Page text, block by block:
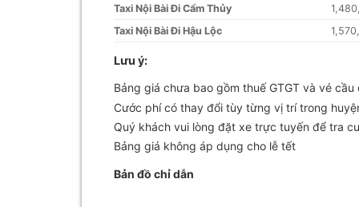
Taxi Nội Bài Đi Cẩm Thủy
Taxi Nội Bài Đi Hậu Lộc
Lưu ý:
Bảng giá chưa bao gồm thuế GTGT và vé cầu
Cước phí có thay đổi tùy từng vị trí trong
Quý khách vui lòng đặt xe trực tuyến để tra
Bảng giá không áp dụng cho lễ tết
Bản đồ chỉ dẫn